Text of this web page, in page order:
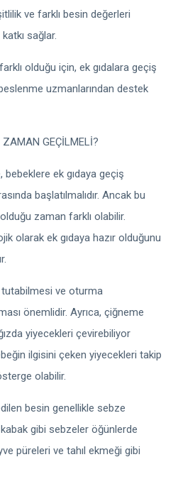
ve farklı besin değerleri
sağlar.
olduğu için, ek gıdalara geçiş
uzmanlarından destek
ZAMAN GEÇİLMELİ?
ek gıdaya geçiş
başlatılmalıdır. Ancak bu
zaman farklı olabilir.
olarak ek gıdaya hazır olduğunu
tutabilmesi ve oturma
önemlidir. Ayrıca, çiğneme
yiyecekleri çevirebiliyor
ilgisini çeken yiyecekleri takip
olabilir.
besin genellikle sebze
gibi sebzeler öğünlerde
püreleri ve tahıl ekmeği gibi